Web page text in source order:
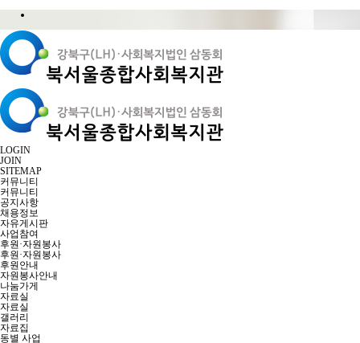
LOGIN
JOIN
SITEMAP
커뮤니티
커뮤니티
공지사항
채용정보
자유게시판
사업참여
후원·자원봉사
후원·자원봉사
후원안내
자원봉사안내
나눔가게
자료실
자료실
갤러리
자료집
동별 사업